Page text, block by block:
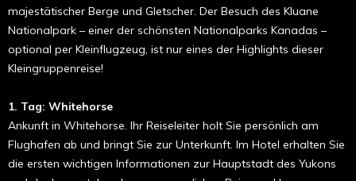
majestätischer Berge und Gletscher. Der Besuch des Kluane
Nationalpark – einer der schönsten Nationalparks Kanadas –
optional per Kleinflugzeug, ist nur eines der Highlights dieser
Kleingruppenreise!
1. Tag: Whitehorse
Ankunft in Whitehorse. Ihr Reiseleiter holt Sie persönlich am
Flughafen ab und bringt Sie zur Unterkunft. Im Hotel erhalten Sie
die ersten wichtigen Informationen zur Hauptstadt des Yukons